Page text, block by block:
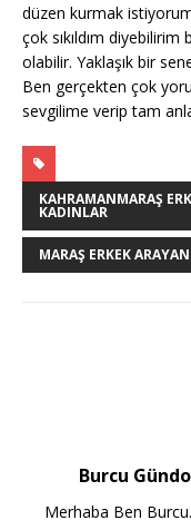
düzen kurmak
çok sıkıldım
olabilir. Yaklaşık bir
Ben gerçekten çok
sevgilime verip tam
KAHRAMANMARAŞ
KADINLAR
MARAŞ ERKEK
Burcu
Merhaba Ben